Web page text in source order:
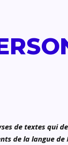
de textes qui
de la langue de